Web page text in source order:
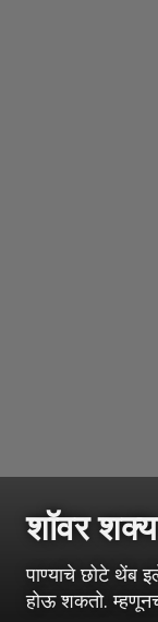
शॉवर शक्य
पाण्याचे छोटे थेंब
होऊ शकतो.